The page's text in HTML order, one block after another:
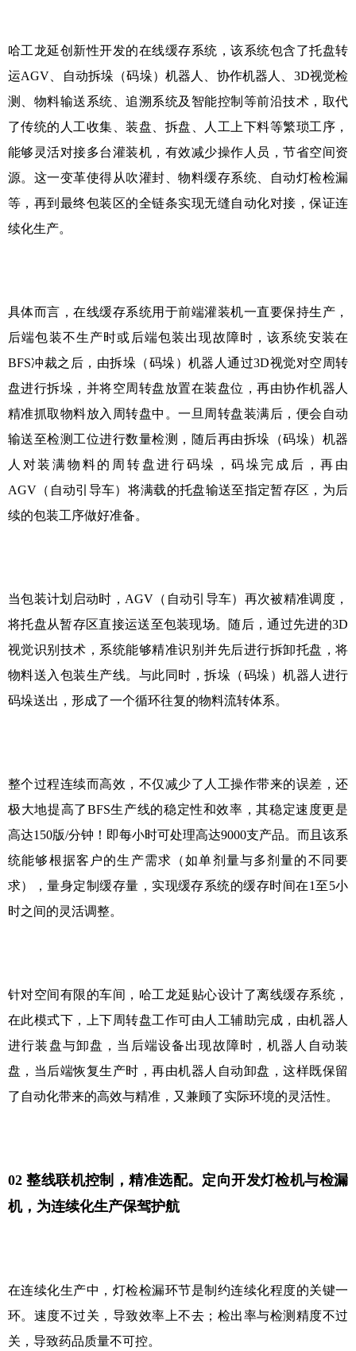
哈工龙延创新性开发的在线缓存系统，该系统包含了托盘转
运AGV 、自动拆垛（码垛）机器人、协作机器人、 3D视觉检
测、物料输送系统、追溯系统及智能控制等前沿技术，取代
了传统的人工收集、装盘、拆盘、人工上下料等繁琐工序，
能够灵活对接多台灌装机，有效减少操作人员，节省空间资
源。这一变革使得从吹灌封、物料缓存系统、自动灯检检漏
等，再到最终包装区的全链条实现无缝自动化对接，保证连
续化生产。
具体而言，在线缓存系统用于前端灌装机一直要保持生产，
后端包装不生产时或后端包装出现故障时，该系统安装在
BFS冲裁之后，由拆垛（码垛）机器人通过3D视觉对空周转
盘进行拆垛，并将空周转盘放置在装盘位，再由协作机器人
精准抓取物料放入周转盘中。一旦周转盘装满后，便会自动
输送至检测工位进行数量检测，随后再由拆垛（码垛）机器
人对装满物料的周转盘进行码垛，码垛完成后，再由
AGV （自动引导车）将满载的托盘输送至指定暂存区，为后
续的包装工序做好准备。
当包装计划启动时， AGV （自动引导车）再次被精准调度，
将托盘从暂存区直接运送至包装现场。随后，通过先进的3D
视觉识别技术，系统能够精准识别并先后进行拆卸托盘，将
物料送入包装生产线。与此同时，拆垛（码垛）机器人进行
码垛送出，形成了一个循环往复的物料流转体系。
整个过程连续而高效，不仅减少了人工操作带来的误差，还
极大地提高了BFS生产线的稳定性和效率，其稳定速度更是
高达150版/分钟！即每小时可处理高达9000支产品。而且该系
统能够根据客户的生产需求（如单剂量与多剂量的不同要
求），量身定制缓存量，实现缓存系统的缓存时间在1至5小
时之间的灵活调整。
针对空间有限的车间，哈工龙延贴心设计了离线缓存系统，
在此模式下，上下周转盘工作可由人工辅助完成，由机器人
进行装盘与卸盘，当后端设备出现故障时，机器人自动装
盘，当后端恢复生产时，再由机器人自动卸盘，这样既保留
了自动化带来的高效与精准，又兼顾了实际环境的灵活性。
02整线联机控制，精准选配。定向开发灯检机与检漏
机，为连续化生产保驾护航
在连续化生产中，灯检检漏环节是制约连续化程度的关键一
环。速度不过关，导致效率上不去；检出率与检测精度不过
关，导致药品质量不可控。